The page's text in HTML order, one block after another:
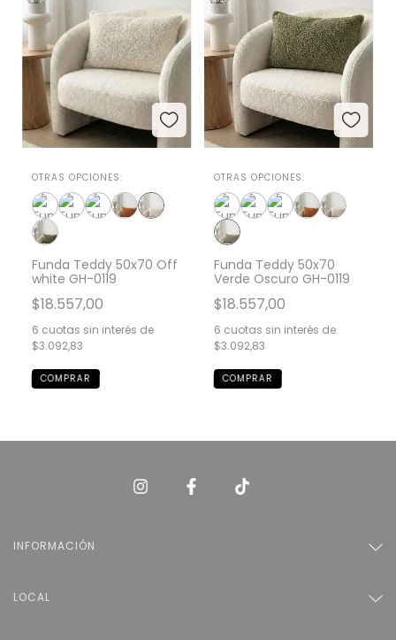
OTRAS OPCIONES:
Funda Teddy 50x70 Off
white GH-0119
$18.557,00
6 cuotas sin interés de
$3.092,83
OTRAS OPCIONES:
Funda Teddy 50x70
Verde Oscuro GH-0119
$18.557,00
6 cuotas sin interés de
$3.092,83
INFORMACIÓN
LOCAL